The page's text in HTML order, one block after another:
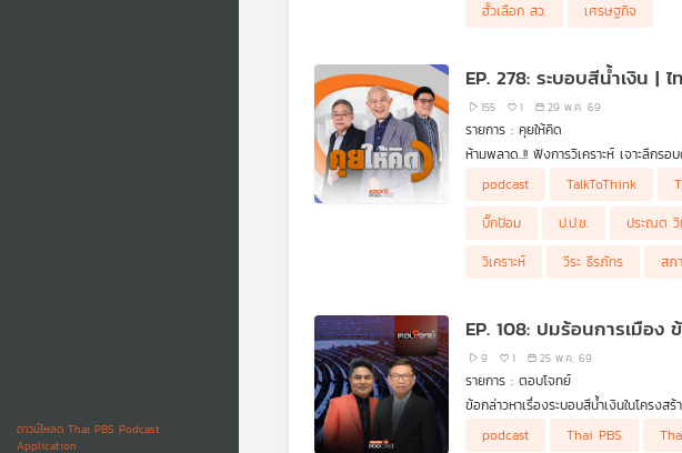
ดาวน์โหลด Thai PBS Podcast
Application
ฮั้วเลือก สว.
เศรษฐกิจ
EP. 278: ระบอบสีน้ำเงิน |
155 1 29 พ.ค. 69
รายการ : คุยให้คิด
ห้ามพลาด..!! ฟังการวิเคราะห์ เจาะลึก
• ศาลตัดสินจำคุก 3 ปี อดีต 2 ป.ป.ช.
• จากกรณีศาลตัดสินจำคุก "อดีต 2 ป.ป.
• "ที่มาขององค์กรอิสระ" สำคัญอย่างไร
• ระบอบสีน้ำเงิน
• ฝ่ายค้านติดขัดเกมในสภา การทำงานเ
podcast TalkToThink
บิ๊กป้อม
ป.ป.ช. ประณต วิ
วิเคราะห์
วีระ ธีรภัทร สภ
EP. 108: ปมร้อนการเมือง
9 1 25 พ.ค. 69
รายการ : ตอบโจทย์
ข้อกล่าวหาเรื่องระบอบสีน้ำเงินในโครง
รศ.สมชัย ศรีสุทธิยากร อดีตกร
podcast Thai PBS